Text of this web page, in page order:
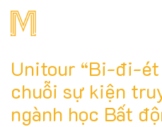
Unitour “Bi-đi-ét
chuỗi sự kiện
ngành học Bất